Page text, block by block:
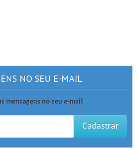
NO SEU E-MAIL
mensagens no seu e-mail!
Cadastrar